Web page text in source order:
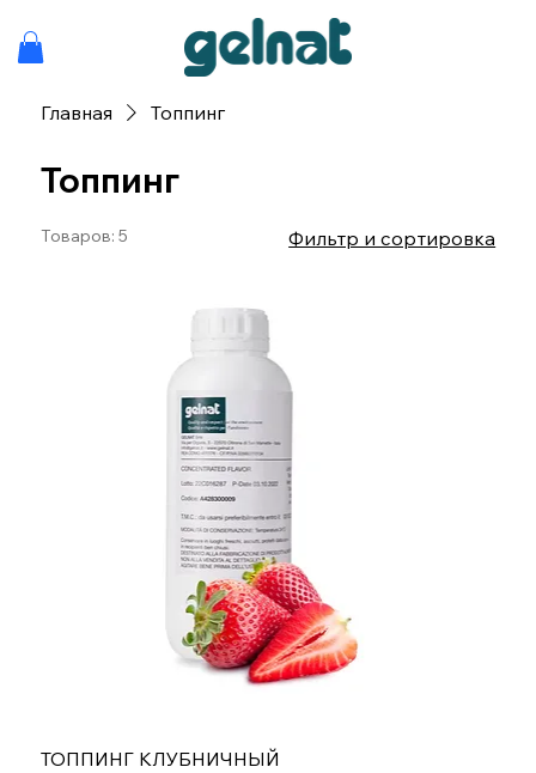
Главная Топпинг
Топпинг
Товаров: 5 Фильтр и сортировка
ТОППИНГ КЛУБНИЧНЫЙ